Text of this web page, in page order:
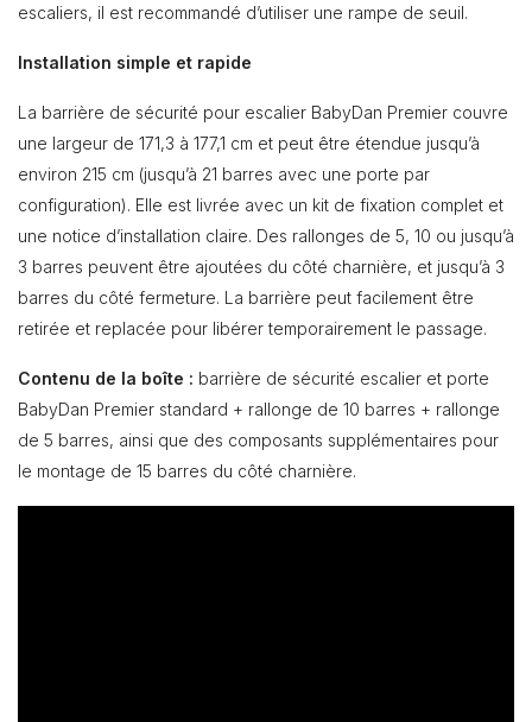
escaliers, il est recommandé d’utiliser une rampe de seuil.
Installation simple et rapide
La barrière de sécurité pour escalier BabyDan Premier couvre
une largeur de 171,3 à 177,1 cm et peut être étendue jusqu’à
environ 215 cm (jusqu’à 21 barres avec une porte par
configuration). Elle est livrée avec un kit de fixation complet et
une notice d’installation claire. Des rallonges de 5, 10 ou jusqu’à
3 barres peuvent être ajoutées du côté charnière, et jusqu’à 3
barres du côté fermeture. La barrière peut facilement être
retirée et replacée pour libérer temporairement le passage.
Contenu de la boîte : barrière de sécurité escalier et porte
BabyDan Premier standard + rallonge de 10 barres + rallonge
de 5 barres, ainsi que des composants supplémentaires pour
le montage de 15 barres du côté charnière.